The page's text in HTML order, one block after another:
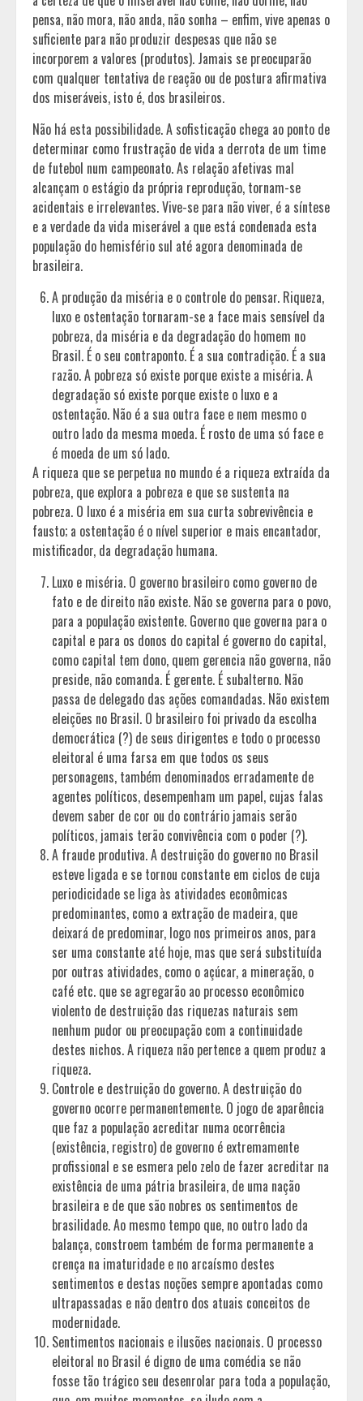
pensa, não mora, não anda, não sonha – enfim, vive apenas o
suficiente para não produzir despesas que não se
incorporem a valores (produtos). Jamais se preocuparão
com qualquer tentativa de reação ou de postura afirmativa
dos miseráveis, isto é, dos brasileiros.
Não há esta possibilidade. A sofisticação chega ao ponto de
determinar como frustração de vida a derrota de um time
de futebol num campeonato. As relação afetivas mal
alcançam o estágio da própria reprodução, tornam-se
acidentais e irrelevantes. Vive-se para não viver, é a síntese
e a verdade da vida miserável a que está condenada esta
população do hemisfério sul até agora denominada de
brasileira.
A produção da miséria e o controle do pensar. Riqueza,
luxo e ostentação tornaram-se a face mais sensível da
pobreza, da miséria e da degradação do homem no
Brasil. É o seu contraponto. É a sua contradição. É a sua
razão. A pobreza só existe porque existe a miséria. A
degradação só existe porque existe o luxo e a
ostentação. Não é a sua outra face e nem mesmo o
outro lado da mesma moeda. É rosto de uma só face e
é moeda de um só lado.
A riqueza que se perpetua no mundo é a riqueza extraída da
pobreza, que explora a pobreza e que se sustenta na
pobreza. O luxo é a miséria em sua curta sobrevivência e
fausto; a ostentação é o nível superior e mais encantador,
mistificador, da degradação humana.
Luxo e miséria. O governo brasileiro como governo de
fato e de direito não existe. Não se governa para o povo,
para a população existente. Governo que governa para o
capital e para os donos do capital é governo do capital,
como capital tem dono, quem gerencia não governa, não
preside, não comanda. É gerente. É subalterno. Não
passa de delegado das ações comandadas. Não existem
eleições no Brasil. O brasileiro foi privado da escolha
democrática (?) de seus dirigentes e todo o processo
eleitoral é uma farsa em que todos os seus
personagens, também denominados erradamente de
agentes políticos, desempenham um papel, cujas falas
devem saber de cor ou do contrário jamais serão
políticos, jamais terão convivência com o poder (?).
A fraude produtiva. A destruição do governo no Brasil
esteve ligada e se tornou constante em ciclos de cuja
periodicidade se liga às atividades econômicas
predominantes, como a extração de madeira, que
deixará de predominar, logo nos primeiros anos, para
ser uma constante até hoje, mas que será substituída
por outras atividades, como o açúcar, a mineração, o
café etc. que se agregarão ao processo econômico
violento de destruição das riquezas naturais sem
nenhum pudor ou preocupação com a continuidade
destes nichos. A riqueza não pertence a quem produz a
riqueza.
Controle e destruição do governo. A destruição do
governo ocorre permanentemente. O jogo de aparência
que faz a população acreditar numa ocorrência
(existência, registro) de governo é extremamente
profissional e se esmera pelo zelo de fazer acreditar na
existência de uma pátria brasileira, de uma nação
brasileira e de que são nobres os sentimentos de
brasilidade. Ao mesmo tempo que, no outro lado da
balança, constroem também de forma permanente a
crença na imaturidade e no arcaísmo destes
sentimentos e destas noções sempre apontadas como
ultrapassadas e não dentro dos atuais conceitos de
modernidade.
Sentimentos nacionais e ilusões nacionais. O processo
eleitoral no Brasil é digno de uma comédia se não
fosse tão trágico seu desenrolar para toda a população,